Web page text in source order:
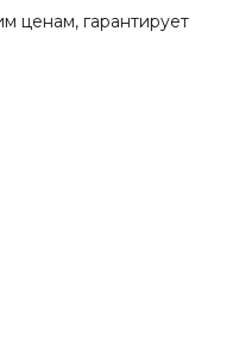
ценам, гарантирует